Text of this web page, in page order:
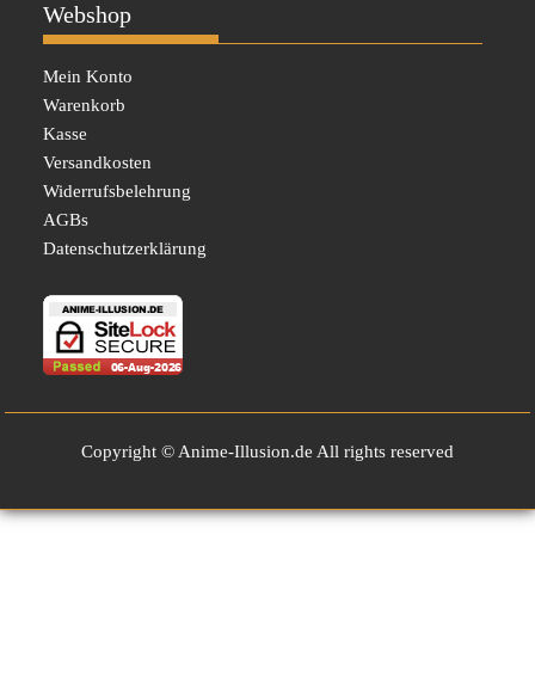
Webshop
Mein Konto
Warenkorb
Kasse
Versandkosten
Widerrufsbelehrung
AGBs
Datenschutzerklärung
Copyright © Anime-Illusion.de All rights reserved